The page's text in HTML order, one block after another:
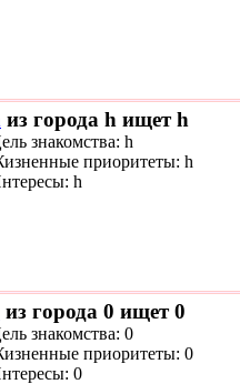
из города h ищет h
знакомства: h
приоритеты: h
h
из города 0 ищет 0
знакомства: 0
приоритеты: 0
0